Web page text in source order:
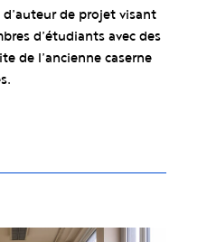
de projet visant
d’étudiants avec des
de l’ancienne caserne